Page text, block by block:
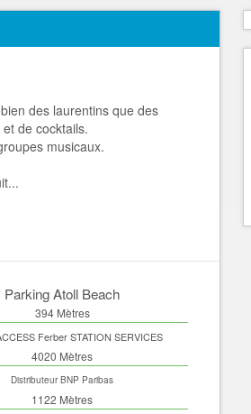
des laurentins que des
de cocktails.
musicaux.
Parking Atoll Beach
394 Mètres
Ferber STATION SERVICES
4020 Mètres
Distributeur BNP Paribas
1122 Mètres